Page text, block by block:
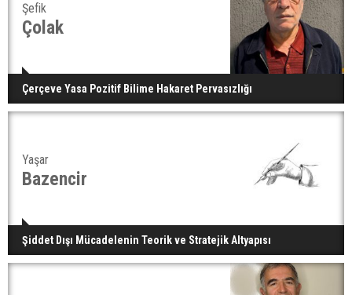
Şefik
Çolak
Çerçeve Yasa Pozitif Bilime Hakaret Pervasızlığı
Yaşar
Bazencir
Şiddet Dışı Mücadelenin Teorik ve Stratejik Altyapısı